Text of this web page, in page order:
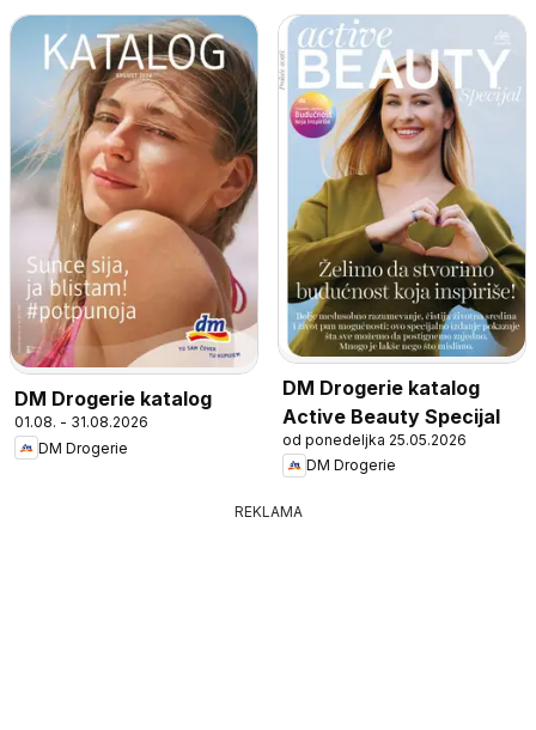
DM Drogerie katalog
01.08. - 31.08.2026
DM Drogerie
DM Drogerie katalog
Active Beauty Specijal
od ponedeljka 25.05.2026
DM Drogerie
REKLAMA